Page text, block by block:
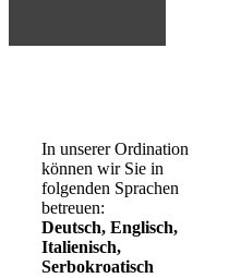
In unserer Ordination
können wir Sie in
folgenden Sprachen
betreuen:
Deutsch, Englisch,
Italienisch,
Serbokroatisch